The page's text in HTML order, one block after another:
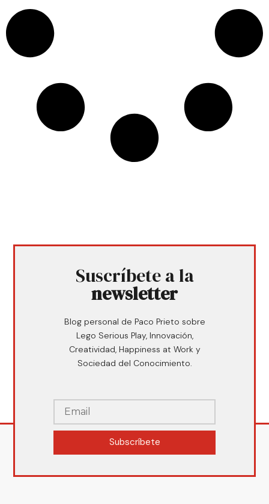
Suscríbete a la
newsletter
Blog personal de Paco Prieto sobre
Lego Serious Play, Innovación,
Creatividad, Happiness at Work y
Sociedad del Conocimiento.
Subscríbete